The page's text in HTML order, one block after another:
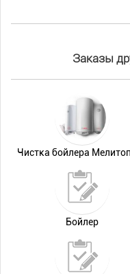
Заказы
Чистка бойлера
Бойлер